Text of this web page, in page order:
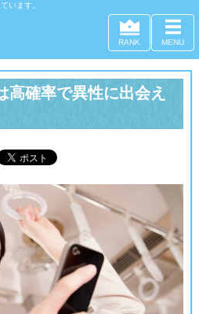
います。
RANK MENU
高確率で異性に出会え